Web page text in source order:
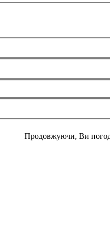
Продовжуючи, Ви